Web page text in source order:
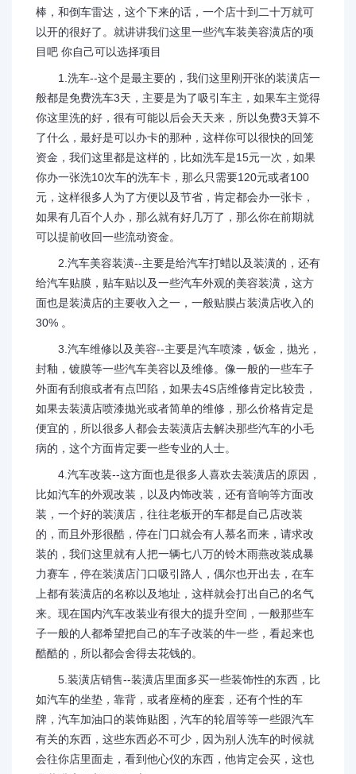
棒，和倒车雷达，这个下来的话，一个店十到二十万就可
以开的很好了。就讲讲我们这里一些汽车装美容潢店的项
目吧 你自己可以选择项目
1.洗车--这个是最主要的，我们这里刚开张的装潢店一
般都是免费洗车3天，主要是为了吸引车主，如果车主觉得
你这里洗的好，很有可能以后会天天来，所以免费3天算不
了什么，最好是可以办卡的那种，这样你可以很快的回笼
资金，我们这里都是这样的，比如洗车是15元一次，如果
你办一张洗10次车的洗车卡，那么只需要120元或者100
元，这样很多人为了方便以及节省，肯定都会办一张卡，
如果有几百个人办，那么就有好几万了，那么你在前期就
可以提前收回一些流动资金。
2.汽车美容装潢--主要是给汽车打蜡以及装潢的，还有
给汽车贴膜，贴车贴以及一些汽车外观的美容装潢，这方
面也是装潢店的主要收入之一，一般贴膜占装潢店收入的
30% 。
3.汽车维修以及美容--主要是汽车喷漆，钣金，抛光，
封釉，镀膜等一些汽车美容以及维修。像一般的一些车子
外面有刮痕或者有点凹陷，如果去4S店维修肯定比较贵，
如果去装潢店喷漆抛光或者简单的维修，那么价格肯定是
便宜的，所以很多人都会去装潢店去解决那些汽车的小毛
病的，这个方面肯定要一些专业的人士。
4.汽车改装--这方面也是很多人喜欢去装潢店的原因，
比如汽车的外观改装，以及内饰改装，还有音响等方面改
装，一个好的装潢店，往往老板开的车都是自己店改装
的，而且外形很酷，停在门口就会有人慕名而来，请求改
装的，我们这里就有人把一辆七八万的铃木雨燕改装成暴
力赛车，停在装潢店门口吸引路人，偶尔也开出去，在车
上都有装潢店的名称以及地址，这样就会打出自己的名气
来。现在国内汽车改装业有很大的提升空间，一般那些车
子一般的人都希望把自己的车子改装的牛一些，看起来也
酷酷的，所以都会舍得去花钱的。
5.装潢店销售--装潢店里面多买一些装饰性的东西，比
如汽车的坐垫，靠背，或者座椅的座套，还有个性的车
牌，汽车加油口的装饰贴图，汽车的轮眉等等一些跟汽车
有关的东西，这些东西必不可少，因为别人洗车的时候就
会往你店里面走，看到他心仪的东西，他肯定会买，这也